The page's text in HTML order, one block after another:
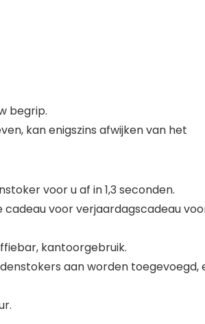
begrip.
kan enigszins afwijken van het
voor u af in 1,3 seconden.
voor verjaardagscadeau
kantoorgebruik.
aan worden toegevoegd,